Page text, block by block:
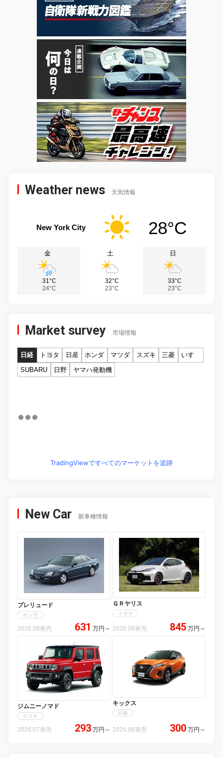
Weather news 天気情報
New York City 28°C
金
31°C
24°C
土
32°C
23°C
日
33°C
23°C
Market survey 市場情報
日経 トヨタ 日産 ホンダ マツダ スズキ 三菱
いすゞ
SUBARU
日野 ヤマハ発動機
TradingViewですべてのマーケットを追跡
New Car 新車種情報
プレリュード
ホンダ
2026.08発売 631 万円 ～
ＧＲヤリス
トヨタ
2026.08発売 845 万円 ～
ジムニーノマド
スズキ
2026.07発売 293 万円 ～
キックス
日産
2026.06発売 300 万円 ～